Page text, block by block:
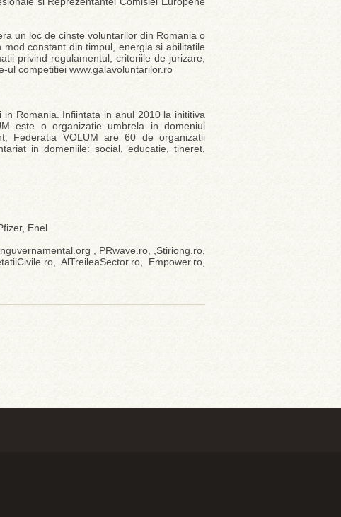
un loc de cinste voluntarilor din Romania o
constant din timpul, energia si abilitatile
privind regulamentul, criteriile de jurizare,
ul competitiei www.galavoluntarilor.ro
Romania. Infiintata in anul 2010 la inititiva
este o organizatie umbrela in domeniul
Federatia VOLUM are 60 de organizatii
in domeniile: social, educatie, tineret,
Enel
, PRwave.ro, ,Stiriong.ro,
AlTreileaSector.ro, Empower.ro,